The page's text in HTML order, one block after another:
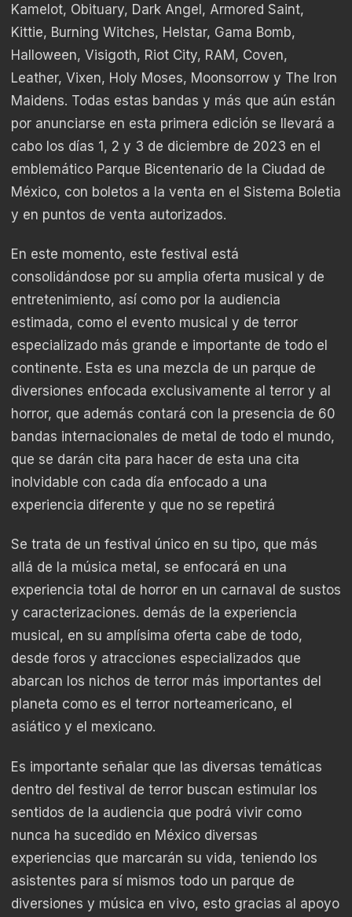
Kamelot, Obituary, Dark Angel, Armored Saint,
Kittie, Burning Witches, Helstar, Gama Bomb,
Halloween, Visigoth, Riot City, RAM, Coven,
Leather, Vixen, Holy Moses, Moonsorrow y The Iron
Maidens. Todas estas bandas y más que aún están
por anunciarse en esta primera edición se llevará a
cabo los días 1, 2 y 3 de diciembre de 2023 en el
emblemático Parque Bicentenario de la Ciudad de
México, con boletos a la venta en el Sistema Boletia
y en puntos de venta autorizados.
En este momento, este festival está
consolidándose por su amplia oferta musical y de
entretenimiento, así como por la audiencia
estimada, como el evento musical y de terror
especializado más grande e importante de todo el
continente. Esta es una mezcla de un parque de
diversiones enfocada exclusivamente al terror y al
horror, que además contará con la presencia de 60
bandas internacionales de metal de todo el mundo,
que se darán cita para hacer de esta una cita
inolvidable con cada día enfocado a una
experiencia diferente y que no se repetirá
Se trata de un festival único en su tipo, que más
allá de la música metal, se enfocará en una
experiencia total de horror en un carnaval de sustos
y caracterizaciones. demás de la experiencia
musical, en su amplísima oferta cabe de todo,
desde foros y atracciones especializados que
abarcan los nichos de terror más importantes del
planeta como es el terror norteamericano, el
asiático y el mexicano.
Es importante señalar que las diversas temáticas
dentro del festival de terror buscan estimular los
sentidos de la audiencia que podrá vivir como
nunca ha sucedido en México diversas
experiencias que marcarán su vida, teniendo los
asistentes para sí mismos todo un parque de
diversiones y música en vivo, esto gracias al apoyo